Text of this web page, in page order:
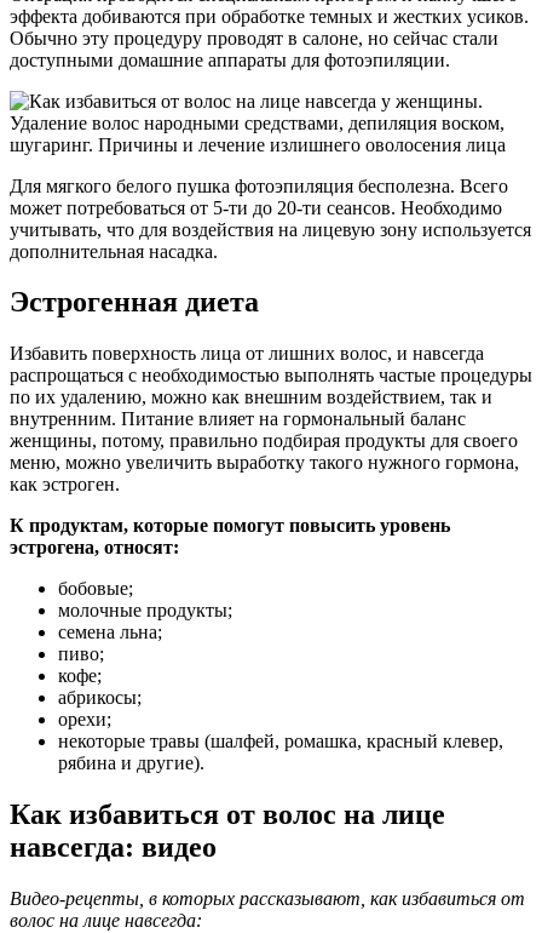
эффекта добиваются при обработке темных и жестких усиков.
Обычно эту процедуру проводят в салоне, но сейчас стали
доступными домашние аппараты для фотоэпиляции.
Для мягкого белого пушка фотоэпиляция бесполезна. Всего
может потребоваться от 5-ти до 20-ти сеансов. Необходимо
учитывать, что для воздействия на лицевую зону используется
дополнительная насадка.
Эстрогенная диета
Избавить поверхность лица от лишних волос, и навсегда
распрощаться с необходимостью выполнять частые процедуры
по их удалению, можно как внешним воздействием, так и
внутренним. Питание влияет на гормональный баланс
женщины, потому, правильно подбирая продукты для своего
меню, можно увеличить выработку такого нужного гормона,
как эстроген.
К продуктам, которые помогут повысить уровень
эстрогена, относят:
бобовые;
молочные продукты;
семена льна;
пиво;
кофе;
абрикосы;
орехи;
некоторые травы (шалфей, ромашка, красный клевер,
рябина и другие).
Как избавиться от волос на лице
навсегда: видео
Видео-рецепты, в которых рассказывают, как избавиться от
волос на лице навсегда: